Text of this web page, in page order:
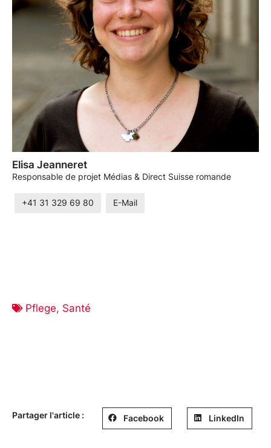
Elisa Jeanneret
Responsable de projet Médias & Direct Suisse romande
+41 31 329 69 80 E-Mail
Pflege, Santé
Partager l'article : Facebook LinkedIn